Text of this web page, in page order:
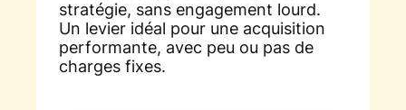
stratégie, sans engagement lourd.
Un levier idéal pour une acquisition
performante, avec peu ou pas de
charges fixes.